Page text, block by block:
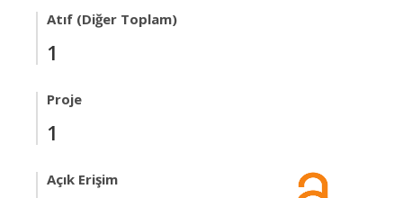
Atıf (Diğer Toplam)
1
Proje
1
Açık Erişim